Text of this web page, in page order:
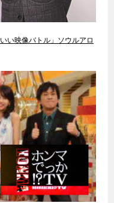
い映像バトル」ソウルアロ